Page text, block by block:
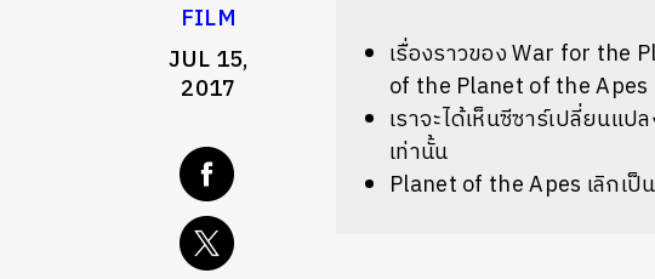
FILM
JUL 15,
2017
เรื่องราวของ War for the
of the Planet of the
เราจะได้เห็นซีซาร์เปลี่ยนแ
เท่านั้น
Planet of the Apes เลิกเ